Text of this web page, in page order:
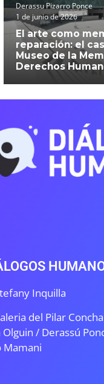
Derassu Pizarro Ponce
1 de junio de 2026
El arte como
reparación: el
Museo de la
Derechos
Inquilla
del Pilar
/ Derassú
Mamani